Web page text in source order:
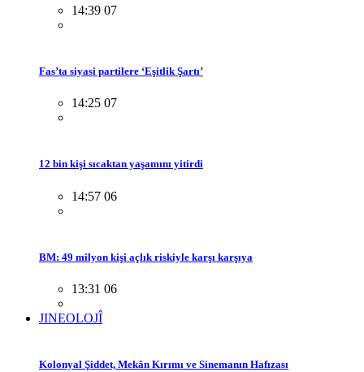
14:39 07
Fas’ta siyasi partilere ‘Eşitlik Şartı’
14:25 07
12 bin kişi sıcaktan yaşamını yitirdi
14:57 06
BM: 49 milyon kişi açlık riskiyle karşı karşıya
13:31 06
JINEOLOJÎ
Kolonyal Şiddet, Mekân Kırımı ve Sinemanın Hafızası